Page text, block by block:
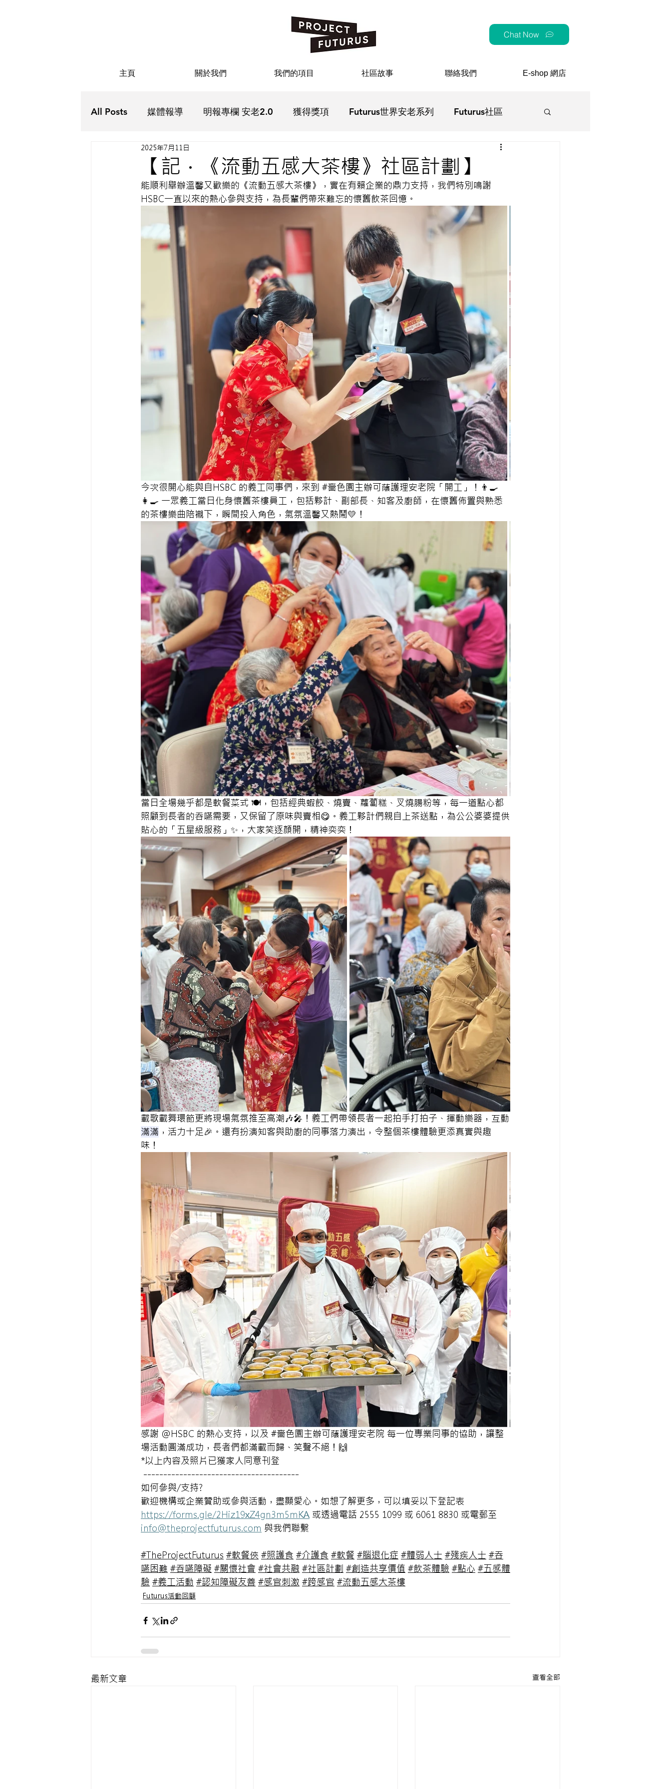
Chat Now
主頁 關於我們 我們的項目 社區故事 聯絡我們 E-shop 網店
All Posts 媒體報導 明報專欄 安老2.0 獲得獎項 Futurus世界安老系列 Futurus社區
Futurus解密 Futurus抗疫
【記．《流動五感大茶樓》社區計劃】
2025年7月11日
能順利舉辦溫馨又歡樂的《流動五感大茶樓》，實在有賴企業的鼎力支持，我們特別鳴謝
HSBC一直以來的熱心參與支持，為長輩們帶來難忘的懷舊飲茶回憶。
今次很開心能與自HSBC 的義工同事們，來到 #嗇色園主辦可蔭護理安老院 「開工」！👨‍🍳
👩‍🍳 一眾義工當日化身懷舊茶樓員工，包括夥計、副部長、知客及廚師，在懷舊佈置與熟悉
的茶樓樂曲陪襯下，瞬間投入角色，氣氛溫馨又熱鬧💛！
當日全場幾乎都是軟餐菜式 🍽，包括經典蝦餃、燒賣、蘿蔔糕、叉燒腸粉等，每一道點心都
照顧到長者的吞嚥需要，又保留了原味與賣相😋。義工夥計們親自上茶送點，為公公婆婆提供
貼心的「五星級服務」✨，大家笑逐顏開，精神奕奕！
載歌載舞環節更將現場氣氛推至高潮🎶🎤！義工們帶領長者一起拍手打拍子、揮動樂器，互動
滿滿 ，活力十足🎉。還有扮演知客與助廚的同事落力演出，令整個茶樓體驗更添真實與趣
味！
感謝 @HSBC 的熱心支持，以及 #嗇色園主辦可蔭護理安老院 每一位專業同事的協助，讓整
場活動圓滿成功，長者們都滿載而歸、笑聲不絕！🙌
*以上內容及照片已獲家人同意刊登
---------------------------------------
如何參與/支持?
歡迎機構或企業贊助或參與活動，盡顯愛心。如想了解更多，可以填妥以下登記表
https://forms.gle/2Hiz19xZ4gn3m5mKA 或透過電話 2555 1099 或 6061 8830 或電郵至
info@theprojectfuturus.com 與我們聯繫
#TheProjectFuturus #軟餐俠 #照護食 #介護食 #軟餐 #腦退化症 #體弱人士 #殘疾人士 #吞
嚥困難 #吞嚥障礙 #關懷社會 #社會共融 #社區計劃 #創造共享價值 #飲茶體驗 #點心 #五感體
驗 #義工活動 #認知障礙友善 #感官刺激 #跨感官 #流動五感大茶樓
Futurus活動回顧
最新文章 查看全部